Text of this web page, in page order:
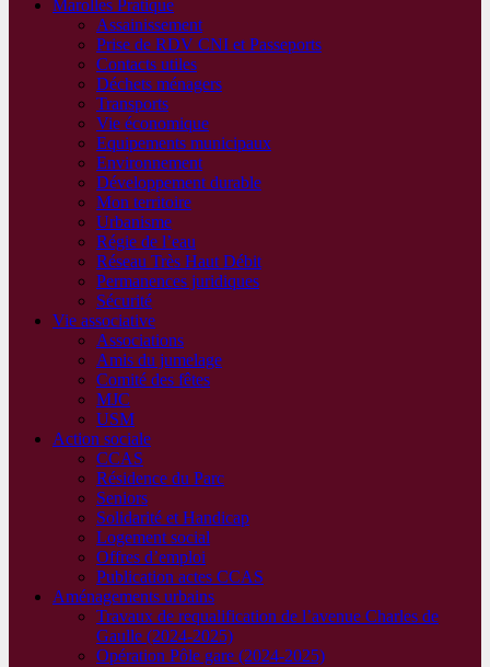
Marolles Pratique
Assainissement
Prise de RDV CNI et Passeports
Contacts utiles
Déchets ménagers
Transports
Vie économique
Equipements municipaux
Environnement
Développement durable
Mon territoire
Urbanisme
Régie de l’eau
Réseau Très Haut Débit
Permanences juridiques
Sécurité
Vie associative
Associations
Amis du jumelage
Comité des fêtes
MJC
USM
Action sociale
CCAS
Résidence du Parc
Seniors
Solidarité et Handicap
Logement social
Offres d’emploi
Publication actes CCAS
Aménagements urbains
Travaux de requalification de l’avenue Charles de
Gaulle (2024-2025)
Opération Pôle gare (2024-2025)